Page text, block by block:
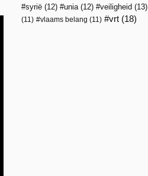
syrië (12) unia(12) veiligheid (13)
(11)
vlaams belang (11) vrt (18)